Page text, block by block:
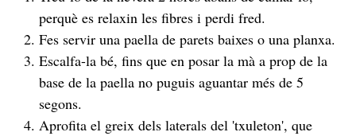
perquè es relaxin les fibres i perdi fred.
Fes servir una paella de parets baixes o una planxa.
Escalfa-la bé, fins que en posar la mà a prop de la
base de la paella no puguis aguantar més de 5
segons.
Aprofita el greix dels laterals del 'txuleton', que